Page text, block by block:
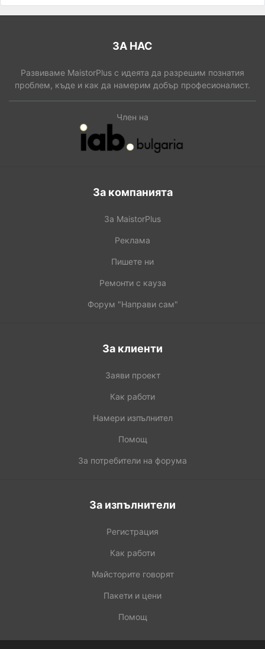
ЗА НАС
Развиваме MaistorPlus с идеята да разрешим познатия
проблем, къде и как да намерим добър професионалист.
Член на
За компанията
За MaistorPlus
Реклама
Пишете ни
Ремонти с кауза
Форум "Направи сам"
За клиенти
Заяви проект
Как работи
Намери изпълнител
Помощ
За потребители на форума
За изпълнители
Регистрация
Как работи
Майсторите говорят
Пакети и цени
Помощ